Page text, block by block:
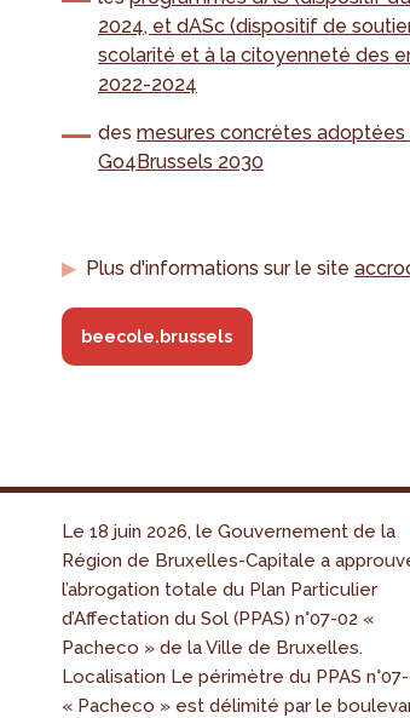
2024, et dASc (dispositif de
scolarité et à la citoyenneté des
2022-2024
desmesures concrètes
Go4Brussels 2030
Plus d'informations sur le site
beecole.brussels
Le 18 juin 2026, le Gouvernement de la
Région de Bruxelles-Capitale a
l’abrogation totale du Plan Particulier
d’Affectation du Sol (PPAS) n°07-02 «
Pacheco » de la Ville de Bruxelles.
Localisation Le périmètre du PPAS
« Pacheco » est délimité par le